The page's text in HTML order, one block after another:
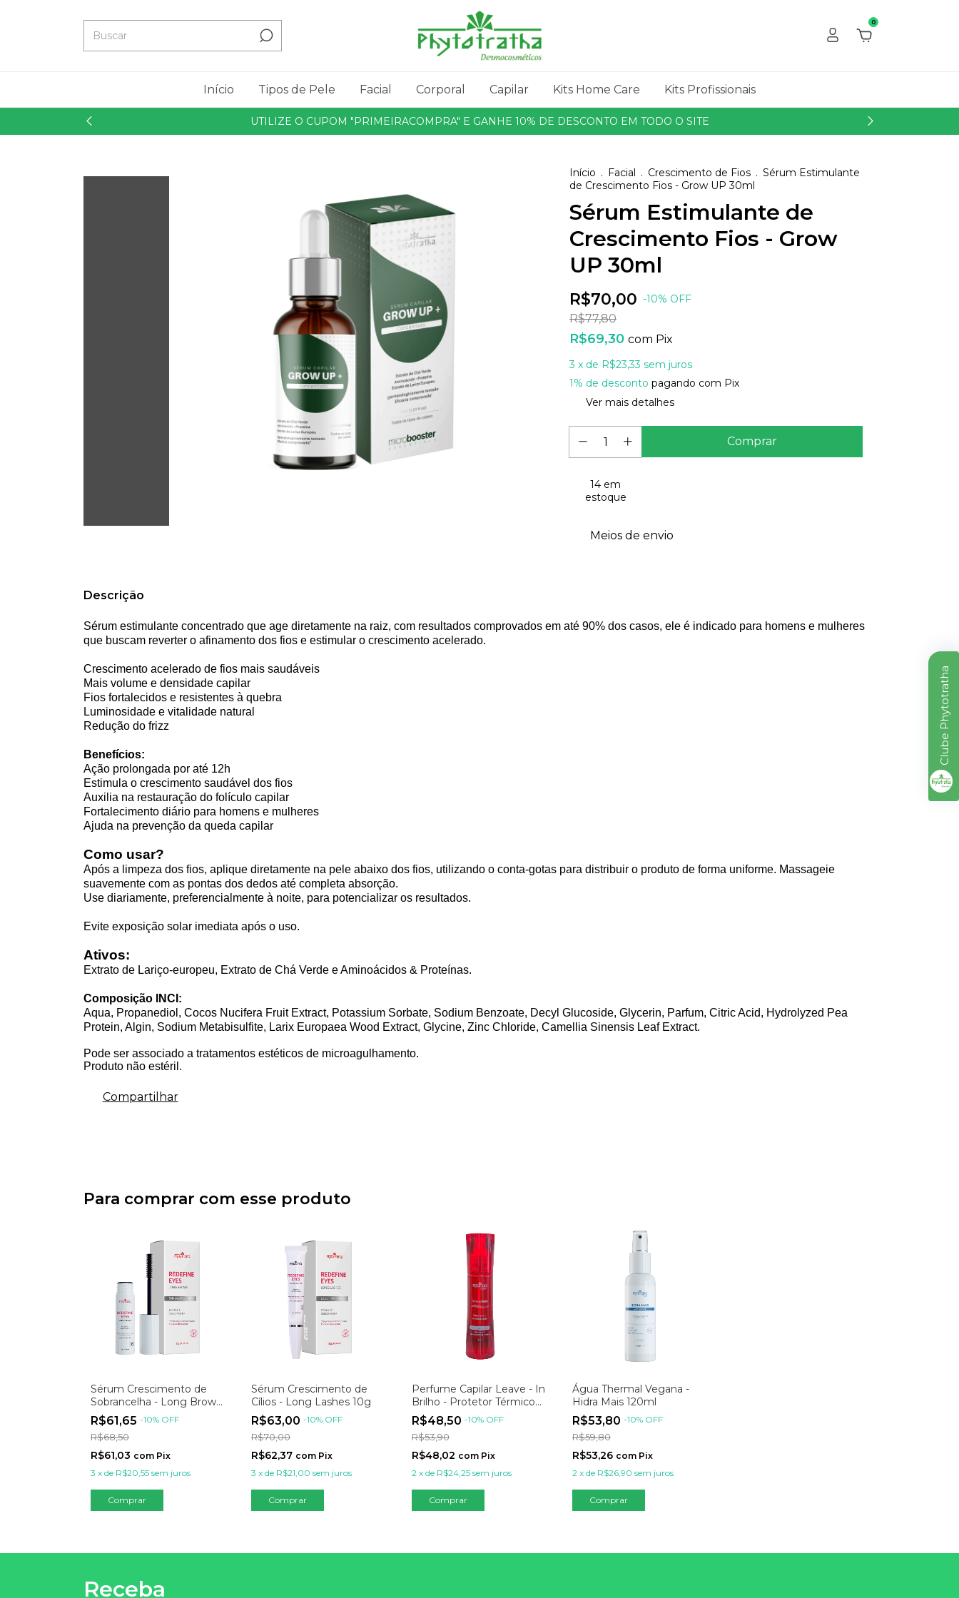
0
Início Tipos de Pele Facial Corporal Capilar Kits Home Care Kits Profissionais
UTILIZE O CUPOM "PRIMEIRACOMPRA" E GANHE 10% DE DESCONTO EM TODO O SITE
Início . Facial . Crescimento de Fios . Sérum Estimulante
de Crescimento Fios - Grow UP 30ml
Sérum Estimulante de
Crescimento Fios - Grow
UP 30ml
R$70,00 -10% OFF
R$77,80
R$69,30 com Pix
3 x de R$23,33 sem juros
1% de desconto pagando com Pix
Ver mais detalhes
14 em
estoque
Meios de envio
Descrição
Sérum estimulante concentrado que age diretamente na raiz, com resultados comprovados em até 90% dos casos, ele é indicado para homens e mulheres
que buscam reverter o afinamento dos fios e estimular o crescimento acelerado.
Crescimento acelerado de fios mais saudáveis
Mais volume e densidade capilar
Fios fortalecidos e resistentes à quebra
Luminosidade e vitalidade natural
Redução do frizz
Benefícios:
Ação prolongada por até 12h
Estimula o crescimento saudável dos fios
Auxilia na restauração do folículo capilar
Fortalecimento diário para homens e mulheres
Ajuda na prevenção da queda capilar
Como usar?
Após a limpeza dos fios, aplique diretamente na pele abaixo dos fios, utilizando o conta-gotas para distribuir o produto de forma uniforme. Massageie
suavemente com as pontas dos dedos até completa absorção.
Use diariamente, preferencialmente à noite, para potencializar os resultados.
Evite exposição solar imediata após o uso.
Ativos:
Extrato de Lariço-europeu, Extrato de Chá Verde eAminoácidos & Proteínas.
Composição INCI:
Aqua, Propanediol, Cocos Nucifera Fruit Extract, Potassium Sorbate, Sodium Benzoate, Decyl Glucoside, Glycerin, Parfum, Citric Acid, Hydrolyzed Pea
Protein, Algin, Sodium Metabisulfite, Larix Europaea Wood Extract, Glycine, Zinc Chloride, Camellia Sinensis Leaf Extract.
Pode ser associado a tratamentos estéticos de microagulhamento.
Produto não estéril.
Compartilhar
Para comprar com esse produto
Sérum Crescimento de
Sobrancelha - Long Brows
7g
R$61,65 -10% OFF
R$68,50
R$61,03 com Pix
3 x de R$20,55 sem juros
Sérum Crescimento de
Cílios - Long Lashes 10g
R$63,00 -10% OFF
R$70,00
R$62,37 com Pix
3 x de R$21,00 sem juros
Perfume Capilar Leave - In
Brilho - Protetor Térmico
Antifrizz 120ml
R$48,50 -10% OFF
R$53,90
R$48,02 com Pix
2 x de R$24,25 sem juros
Água Thermal Vegana -
Hidra Mais 120ml
R$53,80 -10% OFF
R$59,80
R$53,26 com Pix
2 x de R$26,90 sem juros
Receba
Clube Phytotratha